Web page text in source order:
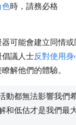
色時，請務必格
可能會建立同情
議人士反對使用
解他們的體驗。
動都無法影響我
低估才是我們最大